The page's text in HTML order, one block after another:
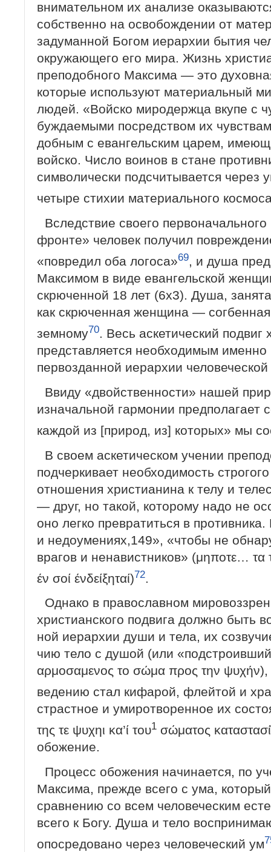
внимательном их анализе
собственно на освобождении от
задуманной Богом иерархии бытия
окружающего его мира. Жизнь
преподобного Максима — это
которые используют материальный
людей. «Войско миродержца вкупе с
буждаемыми посредством их
добным с евангельским царем,
войско. Число воинов в стане
символически подсчитывается через
четыре стихии материального
Вследствие своего
фронте» человек получил
«повредил оба логоса»69, и душа
Максимом в виде евангельской
скрюченной 18 лет (6х3). Душа,
как скрюченная женщина —
земному70. Весь аскетический под­виг
представляется необходимым
первозданной иерархии
Ввиду «двойственности» нашей
изначальной гармонии предполагает
каждой из [природ, из] которых» мы
В своем аскетическом учении
подчеркивает необходимость
отношения христианина к телу и
— друг, но такой, которому надо не
оно легко превратиться в
и недоумениях,149», «чтобы не
врагов и ненавистников» (μηποτε… τα
έν σοί ένδείξηταί)72
Однако в православном
христианского подвига должно быть
ной иерархии души и тела, их
чию тело с душой (или
αρμοσαμενος το σώμα προς την
ведению стал кифарой, флейтой и
страстное и умиротворенное их
της τε ψυχηι κα’ί του1 σώματος
обожение.
Процесс обожения начинается, по
Максима, прежде всего с ума,
сравнению со всем человеческим
всего к Богу. Душа и тело
опосредовано через человеческий ум